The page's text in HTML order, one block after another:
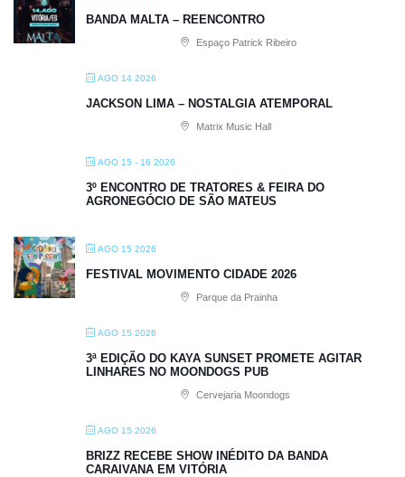
BANDA MALTA – REENCONTRO
Espaço Patrick Ribeiro
AGO 14 2026
JACKSON LIMA – NOSTALGIA ATEMPORAL
Matrix Music Hall
AGO 15 - 16 2026
3º ENCONTRO DE TRATORES & FEIRA DO
AGRONEGÓCIO DE SÃO MATEUS
AGO 15 2026
FESTIVAL MOVIMENTO CIDADE 2026
Parque da Prainha
AGO 15 2026
3ª EDIÇÃO DO KAYA SUNSET PROMETE AGITAR
LINHARES NO MOONDOGS PUB
Cervejaria Moondogs
AGO 15 2026
BRIZZ RECEBE SHOW INÉDITO DA BANDA
CARAIVANA EM VITÓRIA